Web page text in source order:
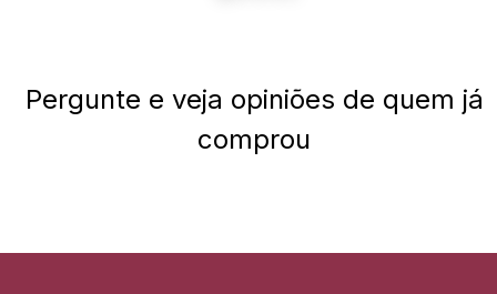
Pergunte e veja opiniões de quem já
comprou